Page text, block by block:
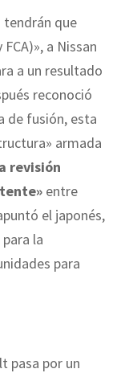
tendrán que
a Nissan
a un resultado
reconoció
de fusión, esta
armada
revisión
entre
el japonés,
la
para
pasa por un